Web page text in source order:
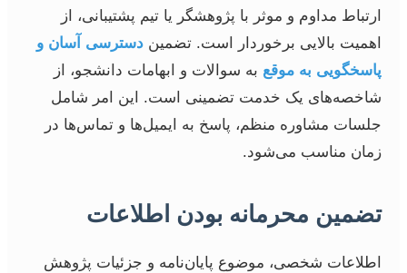
ارتباط مداوم و موثر با پژوهشگر یا تیم پشتیبانی، از
اهمیت بالایی برخوردار است. تضمین دسترسی آسان و
پاسخگویی به موقع به سوالات و ابهامات دانشجو، از
شاخصه‌های یک خدمت تضمینی است. این امر شامل
جلسات مشاوره منظم، پاسخ به ایمیل‌ها و تماس‌ها در
زمان مناسب می‌شود.
تضمین محرمانه بودن اطلاعات
اطلاعات شخصی، موضوع پایان‌نامه و جزئیات پژوهش